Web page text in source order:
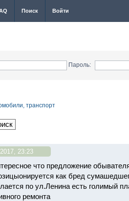
Поиск Войти
Пароль:
транспорт
23:23
что предложение
как бред
по ул.Ленина есть голимый
ремонта